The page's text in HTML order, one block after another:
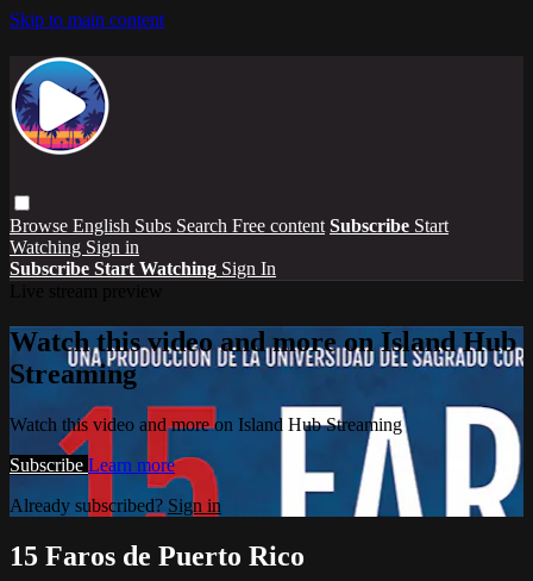
Skip to main content
Browse English Subs Search Free content Subscribe Start
Watching Sign in
Subscribe Start Watching Sign In
Watch this video and more on Island Hub
Streaming
Watch this video and more on Island Hub Streaming
Subscribe Learn more
Already subscribed? Sign in
15 Faros de Puerto Rico